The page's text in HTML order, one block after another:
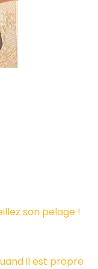
son pelage !
il est propre